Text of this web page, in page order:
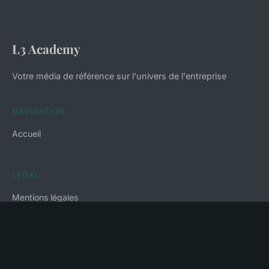
L3 Academy
Votre média de référence sur l'univers de l'entreprise
NAVIGATION
Accueil
LÉGAL
Mentions légales